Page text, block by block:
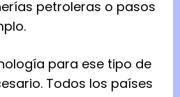
petroleras o pasos
para ese tipo de
Todos los países